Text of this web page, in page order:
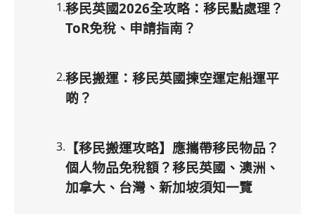
1.移民英國2026全攻略：移民點處理？
ToR免稅、申請指南？
2.移民搬運：移民英國揀空運定船運平
啲？
3. 【移民搬運攻略】應攜帶移民物品？
個人物品免稅額？移民英國、澳洲、
加拿大、台灣、新加坡須知一覽